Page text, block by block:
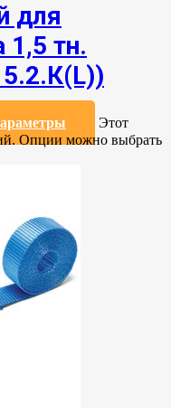
для
1,5 тн.
Этот
Опции можно выбрать